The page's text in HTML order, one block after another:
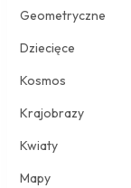
Geometryczne
Dziecięce
Kosmos
Krajobrazy
Kwiaty
Mapy